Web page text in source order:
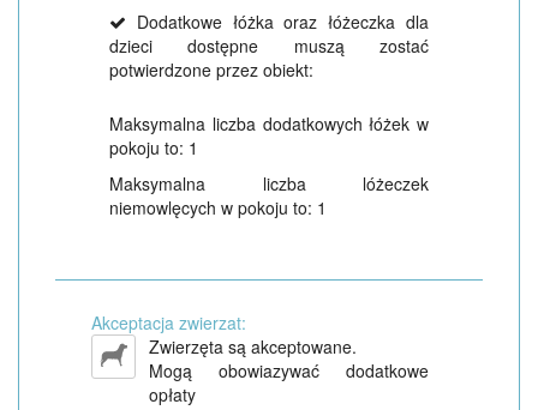
Dodatkowe łóżka oraz łóżeczka dla
dzieci dostępne muszą zostać
potwierdzone przez obiekt:
Maksymalna liczba dodatkowych łóżek w
pokoju to: 1
Maksymalna liczba lóżeczek
niemowlęcych w pokoju to: 1
Akceptacja zwierzat:
Zwierzęta są akceptowane.
Mogą obowiazywać dodatkowe
opłaty